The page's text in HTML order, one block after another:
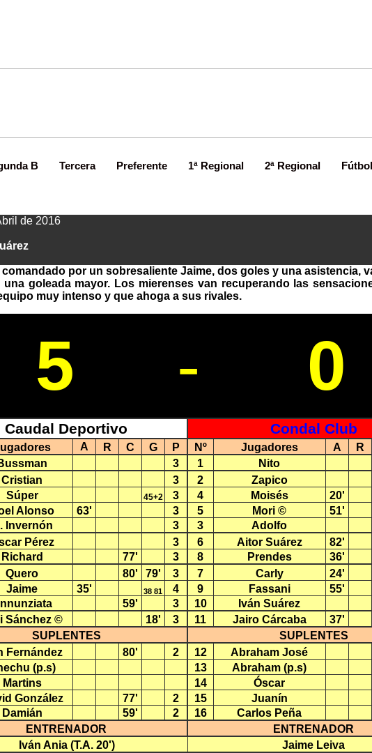
B Tercera Preferente 1ª Regional 2ª Regional
de 2016
por un sobresaliente Jaime, dos goles y una asistencia,
goleada mayor. Los mierenses van recuperando las
muy intenso y que ahoga a sus rivales.
5 - 0
Caudal Deportivo Condal Club
A R C G P Nº Jugadores A R
3 1 Nito
Cristian 3 2 Zapico
Súper 45+2 3 4 Moisés 20'
Alonso 63' 3 5 Mori © 51'
Invernón 3 3 Adolfo
Pérez 3 6 Aitor Suárez 82'
Richard 77' 3 8 Prendes 36'
Quero 80' 79' 3 7 Carly 24'
Jaime 35' 38 81 4 9 Fassani 55'
59' 3 10 Iván Suárez
Sánchez © 18' 3 11 Jairo Cárcaba 37'
SUPLENTES
SUPLENTES
Fernández 80' 2 12 Abraham José
(p.s) 13
Abraham (p.s)
Martins 14 Óscar
González 77' 2 15 Juanín
Damián 59' 2 16
Carlos Peña
ENTRENADOR
ENTRENADOR
Iván Ania (T.A. 20')
Jaime Leiva